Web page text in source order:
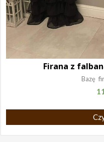
Firana z
Bazę